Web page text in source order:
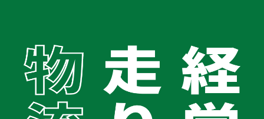
会社概要
経営理念
代表メッセージ
グループ企業
お知らせ